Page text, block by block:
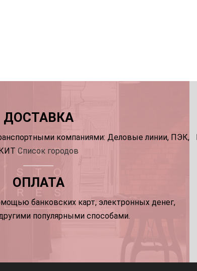
ДОСТАВКА
компаниями: Деловые линии, ПЭК,
КИТСписок городов
ОПЛАТА
банковских карт, электронных денег,
популярными способами.